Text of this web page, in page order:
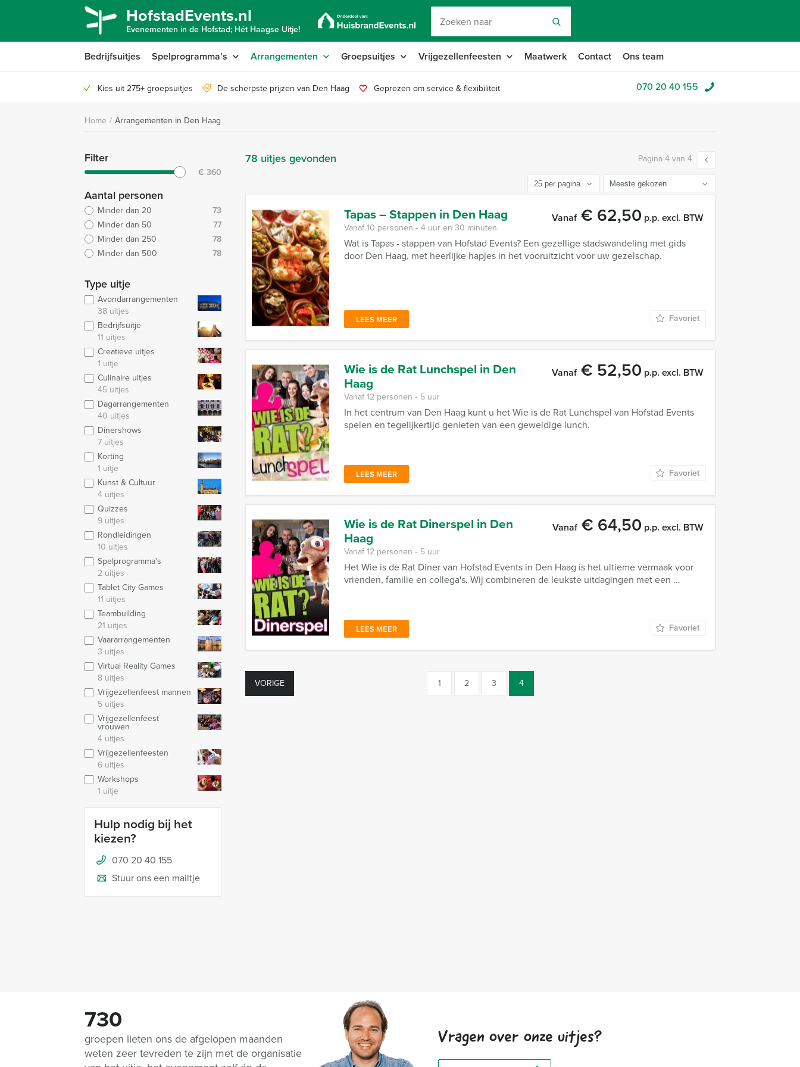
HofstadEvents.nl
Evenementen in de Hofstad; Hét Haagse Uitje!
Bedrijfsuitjes Spelprogramma’s Arrangementen Groepsuitjes Vrijgezellenfeesten Maatwerk Contact Ons team
Kies uit 275+ groepsuitjes De scherpste prijzen van Den Haag Geprezen om service & flexibiliteit 070 20 40 155
Home / Arrangementen in Den Haag
Filter
€ 360
Aantal personen
Minder dan 20
73
Minder dan 50
77
Minder dan 250
78
Minder dan 500
78
Type uitje
Avondarrangementen
38 uitjes
Bedrijfsuitje
11 uitjes
Creatieve uitjes
1 uitje
Culinaire uitjes
45 uitjes
Dagarrangementen
40 uitjes
Dinershows
7 uitjes
Korting
1 uitje
Kunst & Cultuur
4 uitjes
Quizzes
9 uitjes
Rondleidingen
10 uitjes
Spelprogramma's
2 uitjes
Tablet City Games
11 uitjes
Teambuilding
21 uitjes
Vaararrangementen
3 uitjes
Virtual Reality Games
8 uitjes
Vrijgezellenfeest mannen
5 uitjes
Vrijgezellenfeest
vrouwen
4 uitjes
Vrijgezellenfeesten
6 uitjes
Workshops
1 uitje
Hulp nodig bij het
kiezen?
070 20 40 155
Stuur ons een mailtje
78 uitjes gevonden Pagina 4 van 4
Tapas – Stappen in Den Haag Vanaf€ 62,50 p.p. excl. BTW
Vanaf 10 personen ‐ 4 uur en 30 minuten
Wat is Tapas - stappen van Hofstad Events? Een gezellige stadswandeling met gids
door Den Haag, met heerlijke hapjes in het vooruitzicht voor uw gezelschap.
LEES MEER Favoriet
Wie is de Rat Lunchspel in Den
Haag
Vanaf€ 52,50 p.p. excl. BTW
Vanaf 12 personen ‐ 5 uur
In het centrum van Den Haag kunt u het Wie is de Rat Lunchspel van Hofstad Events
spelen en tegelijkertijd genieten van een geweldige lunch.
LEES MEER Favoriet
Wie is de Rat Dinerspel in Den
Haag
Vanaf€ 64,50 p.p. excl. BTW
Vanaf 12 personen ‐ 5 uur
Het Wie is de Rat Diner van Hofstad Events in Den Haag is het ultieme vermaak voor
vrienden, familie en collega's. Wij combineren de leukste uitdagingen met een ...
LEES MEER Favoriet
VORIGE 1 2 3 4
730
groepen lieten ons de afgelopen maanden
weten zeer tevreden te zijn met de organisatie
Vragen over onze uitjes?